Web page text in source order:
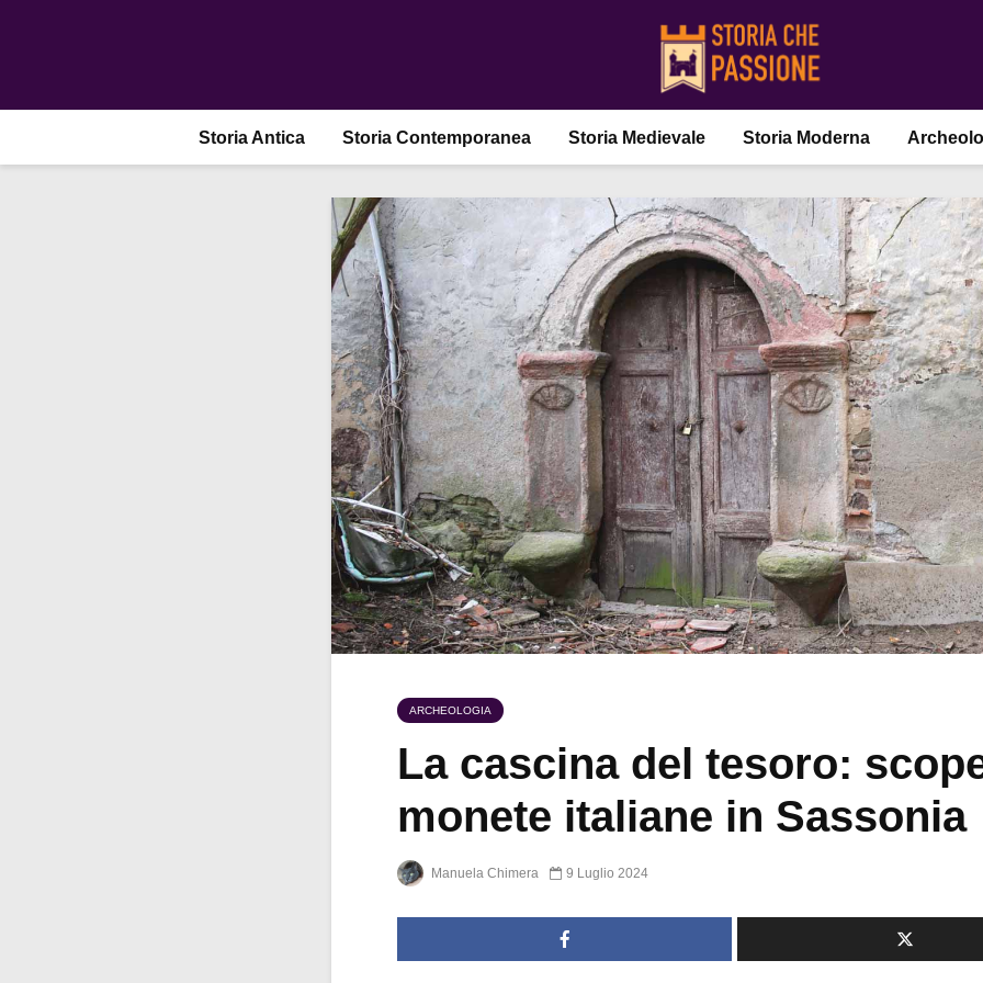
Storia Antica Storia Contemporanea Storia Medievale Storia Moderna
ARCHEOLOGIA
La cascina del tesoro:
monete italiane in Sassonia
Manuela Chimera 9 Luglio 2024